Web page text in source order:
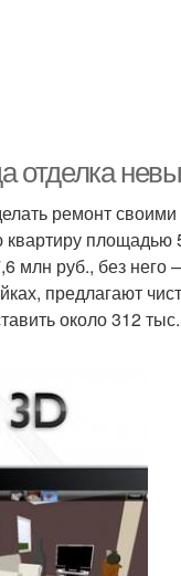
отделка
ремонт
площадью
млн руб., без него
предлагают
около 312